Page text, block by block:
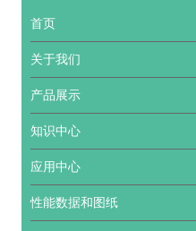
首页
关于我们
产品展示
知识中心
应用中心
性能数据和图纸